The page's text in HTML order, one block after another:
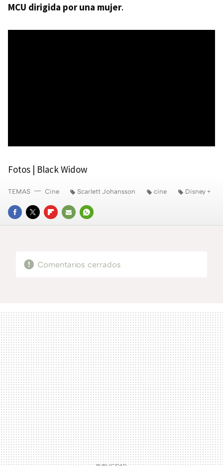
MCU dirigida por una mujer.
Fotos | Black Widow
FACEBOOK
TWITTERFLIPBOARD
E-
WHATSAPP
TEMAS Cine Scarlett Johansson cine Disney +
Comentarios cerrados